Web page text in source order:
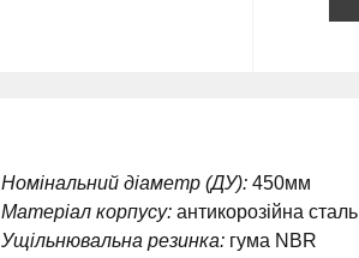
Номінальний діаметр (ДУ): 450мм
Матеріал корпусу: антикорозійна сталь
Ущільнювальна резинка: гума NBR